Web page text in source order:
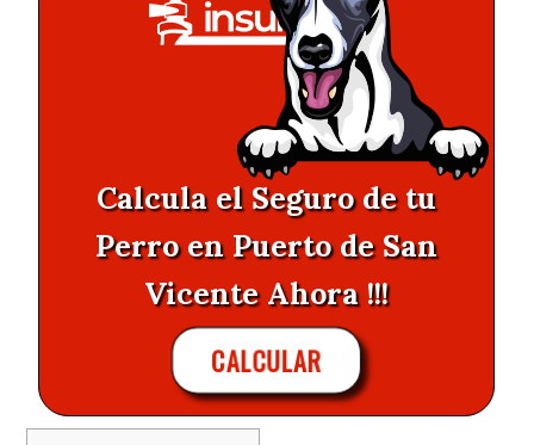
Calcula el Seguro de tu
Perro en Puerto de San
Vicente Ahora !!!
CALCULAR